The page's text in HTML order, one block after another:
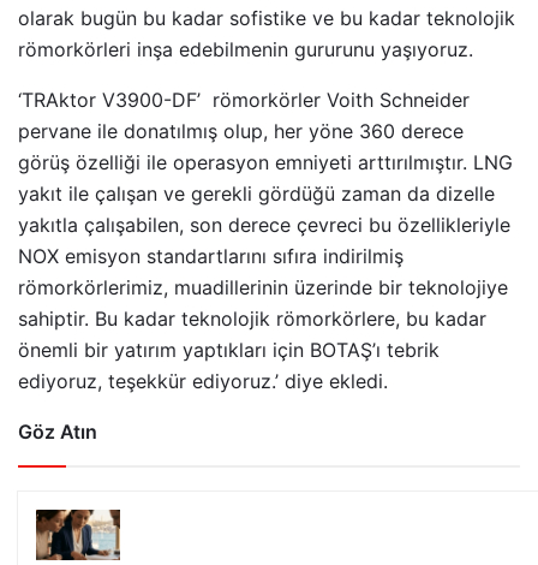
olarak bugün bu kadar sofistike ve bu kadar teknolojik
römorkörleri inşa edebilmenin gururunu yaşıyoruz.
‘TRAktor V3900-DF’ römorkörler Voith Schneider
pervane ile donatılmış olup, her yöne 360 derece
görüş özelliği ile operasyon emniyeti arttırılmıştır. LNG
yakıt ile çalışan ve gerekli gördüğü zaman da dizelle
yakıtla çalışabilen, son derece çevreci bu özellikleriyle
NOX emisyon standartlarını sıfıra indirilmiş
römorkörlerimiz, muadillerinin üzerinde bir teknolojiye
sahiptir. Bu kadar teknolojik römorkörlere, bu kadar
önemli bir yatırım yaptıkları için BOTAŞ’ı tebrik
ediyoruz, teşekkür ediyoruz.’ diye ekledi.
Göz Atın